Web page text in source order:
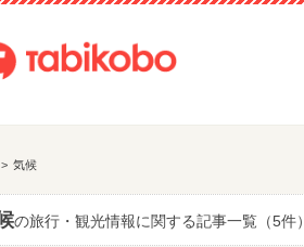
気候
の旅行・観光情報に関する記事一覧（5件）